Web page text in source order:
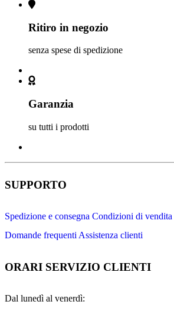
Ritiro in negozio
senza spese di spedizione
Garanzia
su tutti i prodotti
SUPPORTO
Spedizione e consegna Condizioni di vendita
Domande frequenti Assistenza clienti
ORARI SERVIZIO CLIENTI
Dal lunedì al venerdì: